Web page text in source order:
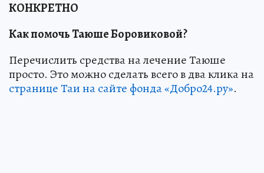
КОНКРЕТНО
Как помочь Таюше Боровиковой?
Перечислить средства на лечение Таюше
просто. Это можно сделать всего в два клика на
странице Таи на сайте фонда «Добро24.ру».